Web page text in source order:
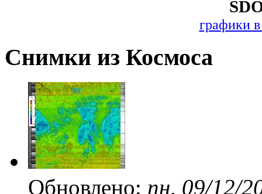
графики
Снимки из Космоса
Обновлено: пн, 09/12/